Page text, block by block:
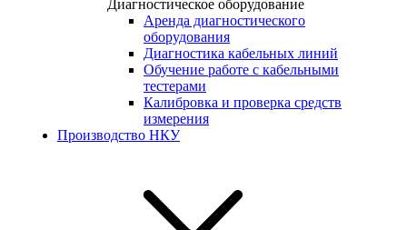
Диагностическое оборудование
Аренда диагностического
оборудования
Диагностика кабельных линий
Обучение работе с кабельными
тестерами
Калибровка и проверка средств
измерения
Производство НКУ